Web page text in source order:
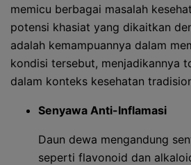
memicu berbagai masalah
potensi khasiat yang dikaitkan
adalah kemampuannya dalam
kondisi tersebut, menjadikannya
dalam konteks kesehatan
Senyawa Anti-Inflamasi
Daun dewa mengandung
seperti flavonoid dan